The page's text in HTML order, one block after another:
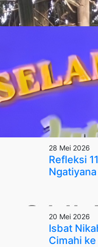
28 Mei 2026
Refleksi
20 Mei 2026
Isbat
Cimahi